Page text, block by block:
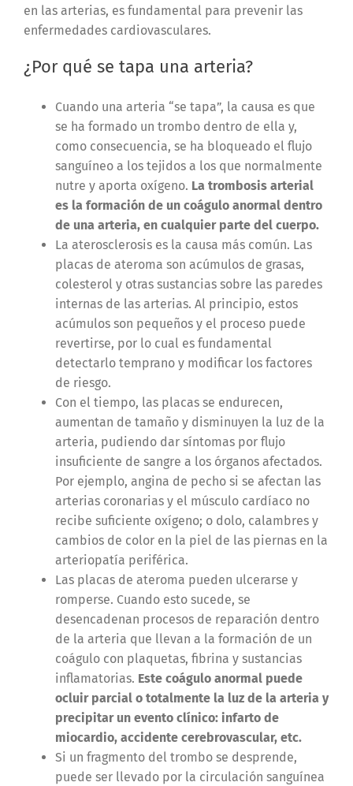
en las arterias, es fundamental para prevenir las
enfermedades cardiovasculares.
¿Por qué se tapa una arteria?
Cuando una arteria “se tapa”, la causa es que
se ha formado un trombo dentro de ella y,
como consecuencia, se ha bloqueado el flujo
sanguíneo a los tejidos a los que normalmente
nutre y aporta oxígeno. La trombosis arterial
es la formación de un coágulo anormal dentro
de una arteria, en cualquier parte del cuerpo.
La aterosclerosis es la causa más común. Las
placas de ateroma son acúmulos de grasas,
colesterol y otras sustancias sobre las paredes
internas de las arterias. Al principio, estos
acúmulos son pequeños y el proceso puede
revertirse, por lo cual es fundamental
detectarlo temprano y modificar los factores
de riesgo.
Con el tiempo, las placas se endurecen,
aumentan de tamaño y disminuyen la luz de la
arteria, pudiendo dar síntomas por flujo
insuficiente de sangre a los órganos afectados.
Por ejemplo, angina de pecho si se afectan las
arterias coronarias y el músculo cardíaco no
recibe suficiente oxígeno; o dolo, calambres y
cambios de color en la piel de las piernas en la
arteriopatía periférica.
Las placas de ateroma pueden ulcerarse y
romperse. Cuando esto sucede, se
desencadenan procesos de reparación dentro
de la arteria que llevan a la formación de un
coágulo con plaquetas, fibrina y sustancias
inflamatorias. Este coágulo anormal puede
ocluir parcial o totalmente la luz de la arteria y
precipitar un evento clínico: infarto de
miocardio, accidente cerebrovascular, etc.
Si un fragmento del trombo se desprende,
puede ser llevado por la circulación sanguínea